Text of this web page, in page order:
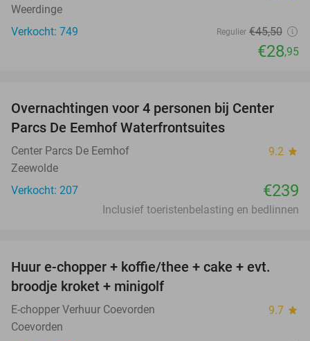
Weerdinge
Verkocht: 749
Regulier €45,50
€28,95
Overnachtingen voor 4 personen bij Center
Parcs De Eemhof Waterfrontsuites
Center Parcs De Eemhof 9.2 star
Zeewolde
Verkocht: 207
€239
Inclusief toeristenbelasting en bedlinnen
34%
Huur e-chopper + koffie/thee + cake + evt.
broodje kroket + minigolf
E-chopper Verhuur Coevorden 9.7 star
Coevorden